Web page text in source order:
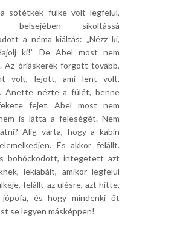
sötétkék fülke volt legfelül,
belsejében sikoltássá
a néma kiáltás: „Nézz ki,
ki!” De Abel most nem
Az óriáskerék forgott tovább,
volt, lejött, ami lent volt,
Anette nézte a fülét, benne
fejet. Abel most nem
is látta a feleségét. Nem
Alig várta, hogy a kabin
És akkor felállt.
bohóckodott, integetett azt
lekiabált, amikor legfelül
felállt az ülésre, azt hitte,
jópofa, és hogy mindenki őt
se legyen másképpen!